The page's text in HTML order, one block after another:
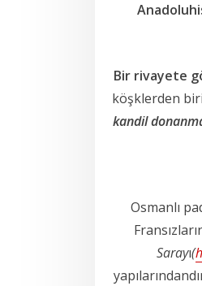
Bir rivayete
köşklerden
kandil
Osmanlı
Sarayı(